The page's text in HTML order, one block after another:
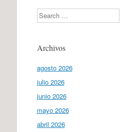
Search
Archivos
agosto 2026
julio 2026
junio 2026
mayo 2026
abril 2026